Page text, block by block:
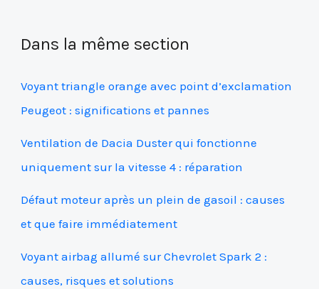
Dans la même section
Voyant triangle orange avec point d’exclamation
Peugeot : significations et pannes
Ventilation de Dacia Duster qui fonctionne
uniquement sur la vitesse 4 : réparation
Défaut moteur après un plein de gasoil : causes
et que faire immédiatement
Voyant airbag allumé sur Chevrolet Spark 2 :
causes, risques et solutions